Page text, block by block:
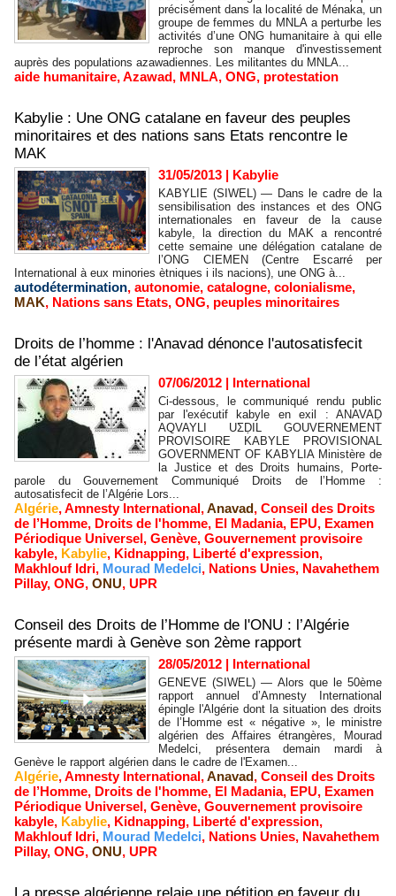
précisément dans la localité de Ménaka, un
groupe de femmes du MNLA a perturbe les
activités d’une ONG humanitaire à qui elle
reproche son manque d'investissement
auprès des populations azawadiennes. Les militantes du MNLA...
aide humanitaire,Azawad, MNLA, ONG, protestation
Kabylie : Une ONG catalane en faveur des peuples
minoritaires et des nations sans Etats rencontre le
MAK
31/05/2013 | Kabylie
KABYLIE (SIWEL) — Dans le cadre de la
sensibilisation des instances et des ONG
internationales en faveur de la cause
kabyle, la direction du MAK a rencontré
cette semaine une délégation catalane de
l’ONG CIEMEN (Centre Escarré per
International à eux minories ètniques i ils nacions), une ONG à...
autodétermination, autonomie, catalogne, colonialisme,
MAK, Nations sans Etats, ONG, peuples minoritaires
Droits de l’homme : l'Anavad dénonce l'autosatisfecit
de l’état algérien
07/06/2012 | International
Ci-dessous, le communiqué rendu public
par l'exécutif kabyle en exil : ANAVAḌ
AQVAYLI UΣḌIL GOUVERNEMENT
PROVISOIRE KABYLE PROVISIONAL
GOVERNMENT OF KABYLIA Ministère de
la Justice et des Droits humains, Porte-
parole du Gouvernement Communiqué Droits de l’Homme :
autosatisfecit de l’Algérie Lors...
Algérie,Amnesty International,Anavad, Conseil des Droits
de l’Homme, Droits de l'homme, El Madania, EPU, Examen
Périodique Universel, Genève, Gouvernement provisoire
kabyle, Kabylie, Kidnapping, Liberté d'expression,
Makhlouf Idri, Mourad Medelci, Nations Unies, Navahethem
Pillay, ONG, ONU, UPR
Conseil des Droits de l’Homme de l'ONU : l’Algérie
présente mardi à Genève son 2ème rapport
28/05/2012 | International
GENEVE (SIWEL) — Alors que le 50ème
rapport annuel d’Amnesty International
épingle l'Algérie dont la situation des droits
de l’Homme est « négative », le ministre
algérien des Affaires étrangères, Mourad
Medelci, présentera demain mardi à
Genève le rapport algérien dans le cadre de l'Examen...
Algérie,Amnesty International,Anavad, Conseil des Droits
de l’Homme, Droits de l'homme, El Madania, EPU, Examen
Périodique Universel, Genève, Gouvernement provisoire
kabyle, Kabylie, Kidnapping, Liberté d'expression,
Makhlouf Idri, Mourad Medelci, Nations Unies, Navahethem
Pillay, ONG, ONU, UPR